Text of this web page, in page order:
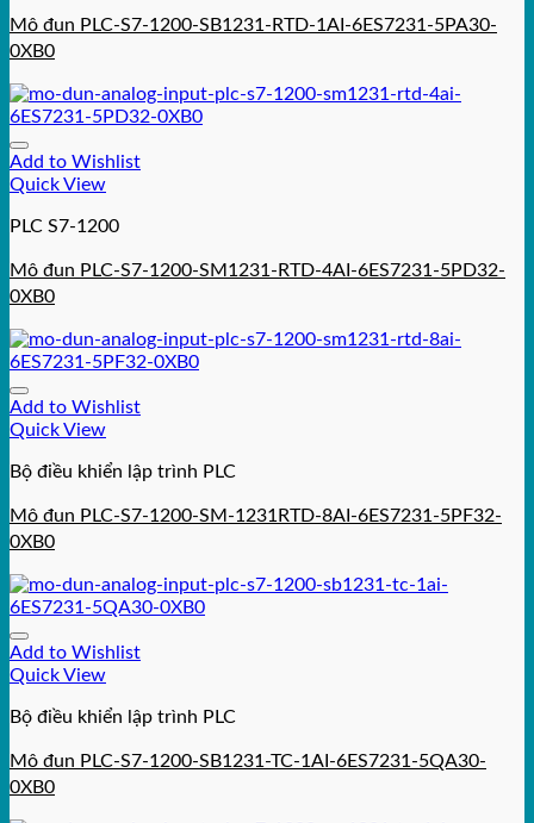
Mô đun PLC-S7-1200-SB1231-RTD-1AI-6ES7231-5PA30-
0XB0
Add to Wishlist
Quick View
PLC S7-1200
Mô đun PLC-S7-1200-SM1231-RTD-4AI-6ES7231-5PD32-
0XB0
Add to Wishlist
Quick View
Bộ điều khiển lập trình PLC
Mô đun PLC-S7-1200-SM-1231RTD-8AI-6ES7231-5PF32-
0XB0
Add to Wishlist
Quick View
Bộ điều khiển lập trình PLC
Mô đun PLC-S7-1200-SB1231-TC-1AI-6ES7231-5QA30-
0XB0